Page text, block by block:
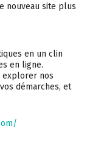
nouveau site plus
en un clin
en ligne.
explorer nos
démarches, et